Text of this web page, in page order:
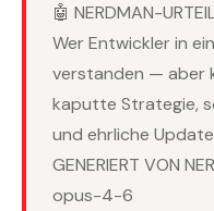
🤖 NERDMAN-
Wer Entwickler in
verstanden — aber
kaputte Strategie,
und ehrliche
GENERIERT VON
opus-4-6